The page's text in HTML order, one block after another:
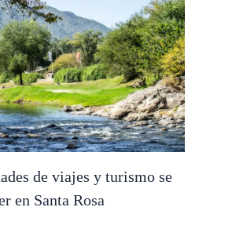
de viajes y turismo se
en Santa Rosa